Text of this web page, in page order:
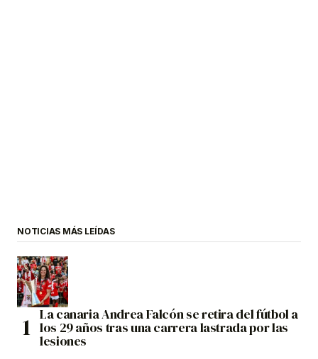
NOTICIAS MÁS LEÍDAS
La canaria Andrea Falcón se retira del fútbol a
los 29 años tras una carrera lastrada por las
lesiones